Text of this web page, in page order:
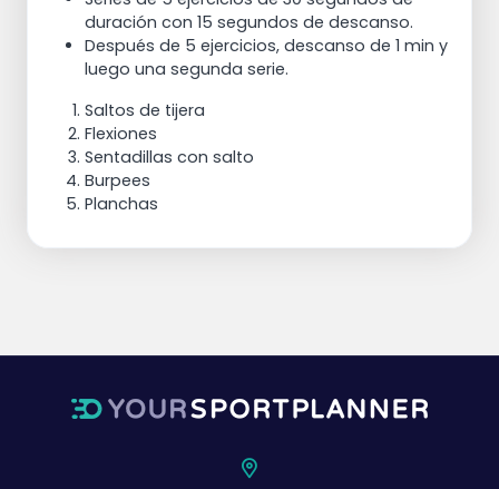
duración con 15 segundos de descanso.
Después de 5 ejercicios, descanso de 1 min y
luego una segunda serie.
Saltos de tijera
Flexiones
Sentadillas con salto
Burpees
Planchas